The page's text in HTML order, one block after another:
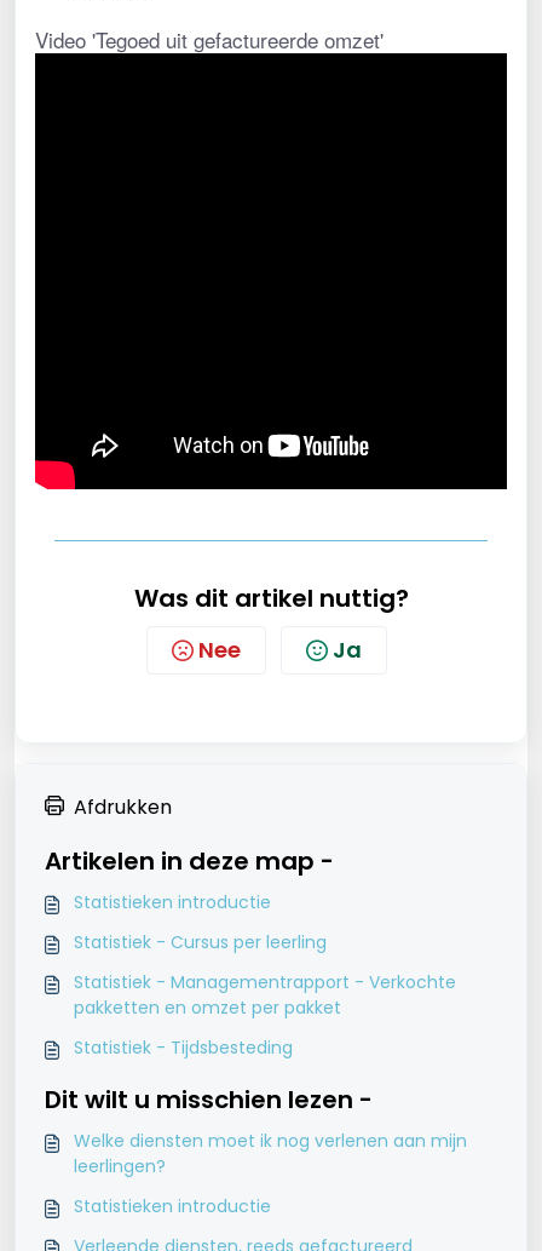
Video 'Tegoed uit gefactureerde omzet'
Was dit artikel nuttig?
Nee Ja
Afdrukken
Artikelen in deze map -
Statistieken introductie
Statistiek - Cursus per leerling
Statistiek - Managementrapport - Verkochte
pakketten en omzet per pakket
Statistiek - Tijdsbesteding
Dit wilt u misschien lezen -
Welke diensten moet ik nog verlenen aan mijn
leerlingen?
Statistieken introductie
Verleende diensten, reeds gefactureerd